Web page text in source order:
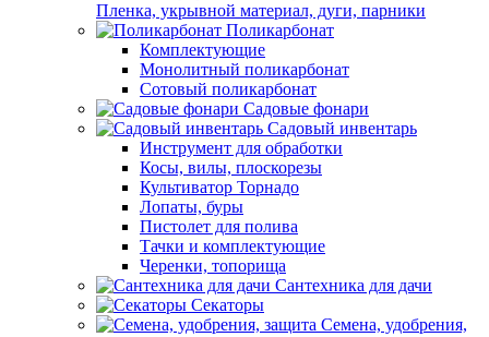
Пленка, укрывной материал, дуги, парники
Поликарбонат
Комплектующие
Монолитный поликарбонат
Сотовый поликарбонат
Садовые фонари
Садовый инвентарь
Инструмент для обработки
Косы, вилы, плоскорезы
Культиватор Торнадо
Лопаты, буры
Пистолет для полива
Тачки и комплектующие
Черенки, топорища
Сантехника для дачи
Секаторы
Семена, удобрения,